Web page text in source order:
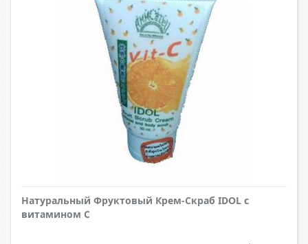
Натуральный Фруктовый Крем-Скраб IDOL с
витамином С